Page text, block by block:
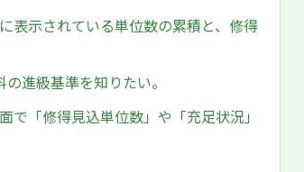
表示されている単位数の累積と、修得
進級基準を知りたい。
「修得見込単位数」や「充足状況」